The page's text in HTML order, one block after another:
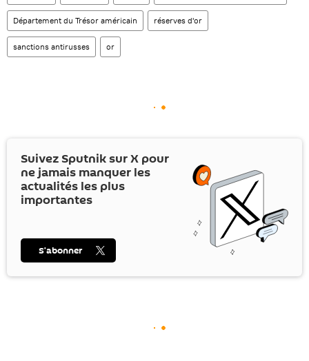
Département du Trésor américain réserves d'or
sanctions antirusses or
Suivez Sputnik surX pour
ne jamais manquer les
actualités les plus
importantes
S’abonner